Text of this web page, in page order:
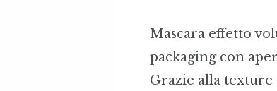
Mascara effetto
packaging con
Grazie alla texture